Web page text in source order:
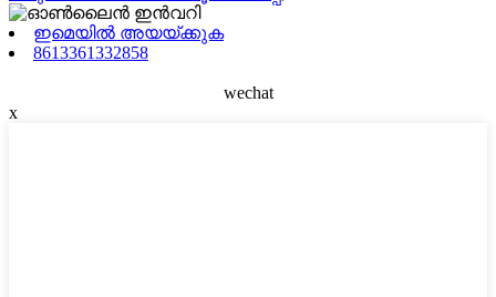
ഇമെയിൽ അയയ്ക്കുക
8613361332858
wechat
x